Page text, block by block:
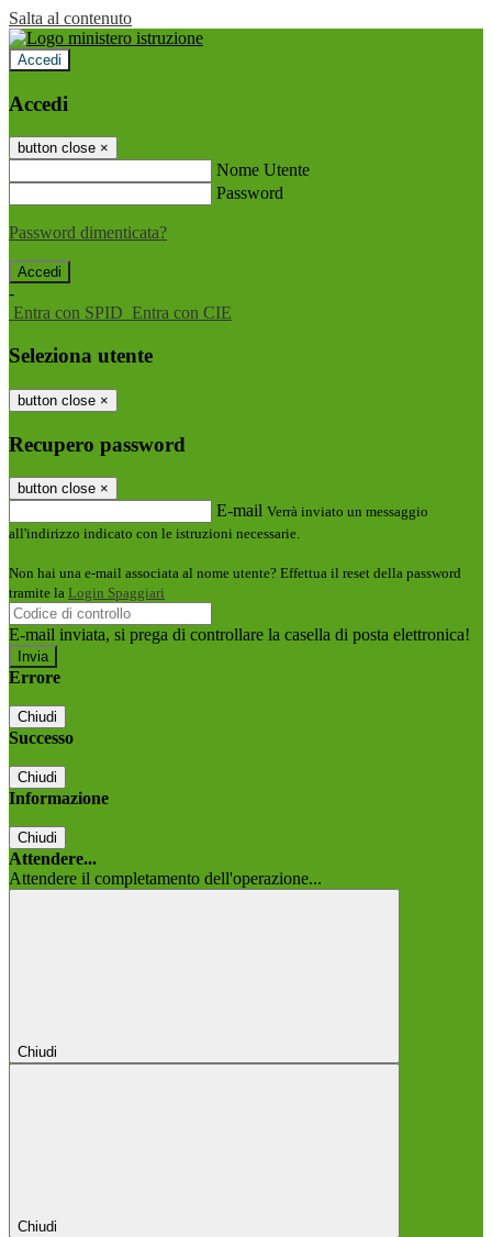
Salta al contenuto
Accedi
Accedi
button close ×
Nome Utente
Password
Password dimenticata?
-
Entra con SPID Entra con CIE
Seleziona utente
button close ×
Recupero password
button close ×
E-mail Verrà inviato un messaggio
all'indirizzo indicato con le istruzioni necessarie.
Non hai una e-mail associata al nome utente? Effettua il reset della password
tramite la Login Spaggiari
E-mail inviata, si prega di controllare la casella di posta elettronica!
Errore
Chiudi
Successo
Chiudi
Informazione
Chiudi
Attendere...
Attendere il completamento dell'operazione...
Chiudi
Chiudi